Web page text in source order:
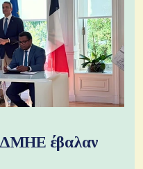
έβαλαν